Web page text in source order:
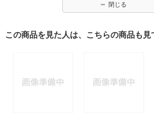
閉じる
この商品を見た人は、こちらの商品も見